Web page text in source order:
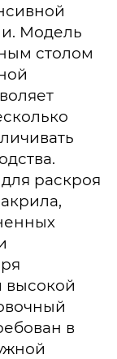
Модель
столом
раскроя
высокой
в